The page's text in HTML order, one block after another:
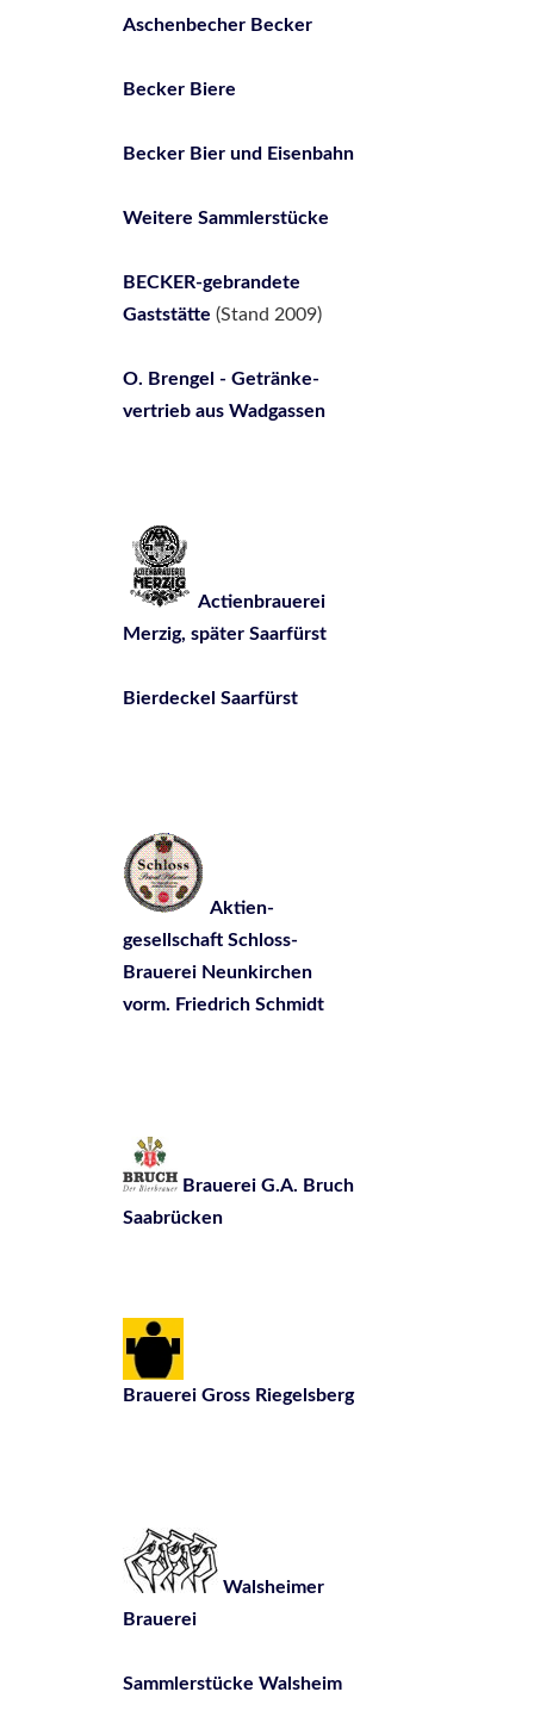
Aschenbecher Becker
Becker Biere
Becker Bier und Eisenbahn
Weitere Sammlerstücke
BECKER-gebrandete
Gaststätte (Stand 2009)
O. Brengel - Getränke-
vertrieb aus Wadgassen
Actienbrauerei
Merzig, später Saarfürst
Bierdeckel Saarfürst
Aktien-
gesellschaft Schloss-
Brauerei Neunkirchen
vorm. Friedrich Schmidt
Brauerei G.A. Bruch
Saabrücken
Brauerei Gross Riegelsberg
Walsheimer
Brauerei
Sammlerstücke Walsheim